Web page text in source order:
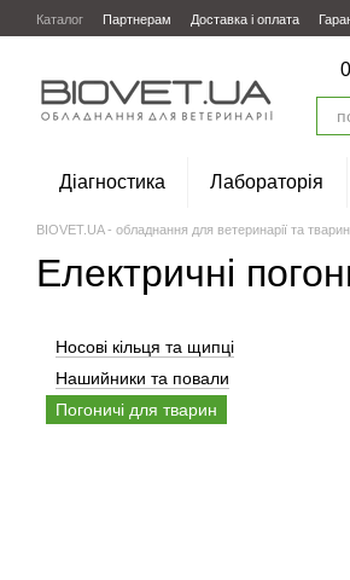
Перейти до основного контенту
Каталог Партнерам Доставка і оплата
Діагностика Лабораторія
BIOVET.UA - обладнання для ветеринарії та
Електричні
Носові кільця та щипці
Нашийники та повали
Погоничі для тварин